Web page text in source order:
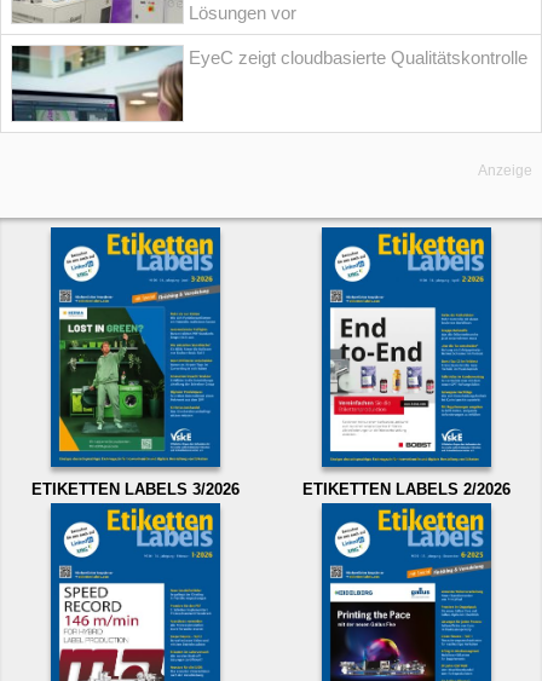
Lösungen vor
EyeC zeigt cloudbasierte Qualitätskontrolle
Anzeige
ETIKETTEN LABELS 3/2026 ETIKETTEN LABELS 2/2026